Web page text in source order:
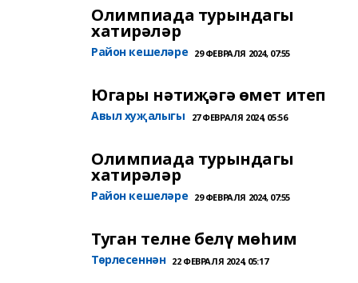
Олимпиада турындагы
хатирәләр
Район кешеләре 29 ФЕВРАЛЯ 2024, 07:55
Югары нәтиҗәгә өмет итеп
Авыл хуҗалыгы 27 ФЕВРАЛЯ 2024, 05:56
Олимпиада турындагы
хатирәләр
Район кешеләре 29 ФЕВРАЛЯ 2024, 07:55
Туган телне белү мөһим
Төрлесеннән 22 ФЕВРАЛЯ 2024, 05:17